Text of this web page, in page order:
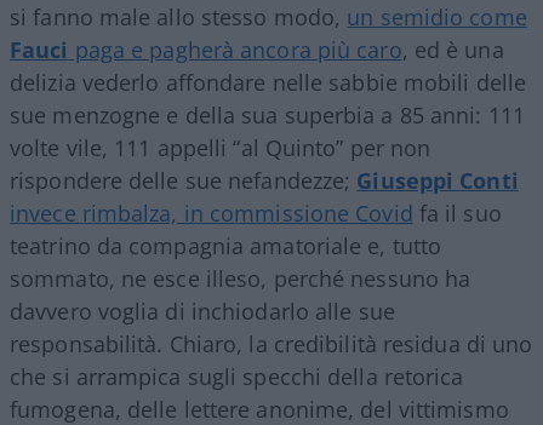
si fanno male allo stesso modo, un semidio come
Fauci paga e pagherà ancora più caro, ed è una
delizia vederlo affondare nelle sabbie mobili delle
sue menzogne e della sua superbia a 85 anni: 111
volte vile, 111 appelli “al Quinto” per non
rispondere delle sue nefandezze; Giuseppi Conti
invece rimbalza, in commissione Covid fa il suo
teatrino da compagnia amatoriale e, tutto
sommato, ne esce illeso, perché nessuno ha
davvero voglia di inchiodarlo alle sue
responsabilità. Chiaro, la credibilità residua di uno
che si arrampica sugli specchi della retorica
fumogena, delle lettere anonime, del vittimismo